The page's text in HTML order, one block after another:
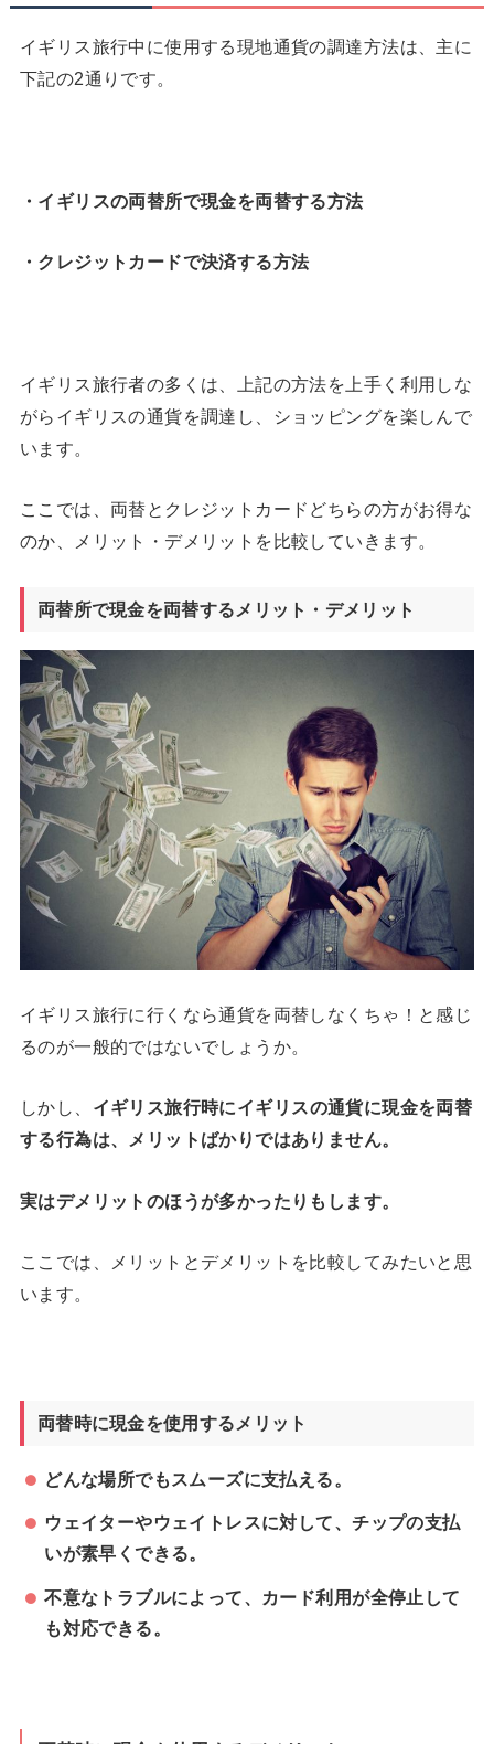
イギリス旅行中に使用する現地通貨の調達方法は、主に
下記の2通りです。
・イギリスの両替所で現金を両替する方法
・クレジットカードで決済する方法
イギリス旅行者の多くは、上記の方法を上手く利用しな
がらイギリスの通貨を調達し、ショッピングを楽しんで
います。
ここでは、両替とクレジットカードどちらの方がお得な
のか、メリット・デメリットを比較していきます。
両替所で現金を両替するメリット・デメリット
イギリス旅行に行くなら通貨を両替しなくちゃ！と感じ
るのが一般的ではないでしょうか。
しかし、 イギリス旅行時にイギリスの通貨に現金を両替
する行為は、メリットばかりではありません。
実はデメリットのほうが多かったりもします。
ここでは、メリットとデメリットを比較してみたいと思
います。
両替時に現金を使用するメリット
どんな場所でもスムーズに支払える。
ウェイターやウェイトレスに対して、チップの支払
いが素早くできる。
不意なトラブルによって、カード利用が全停止して
も対応できる。